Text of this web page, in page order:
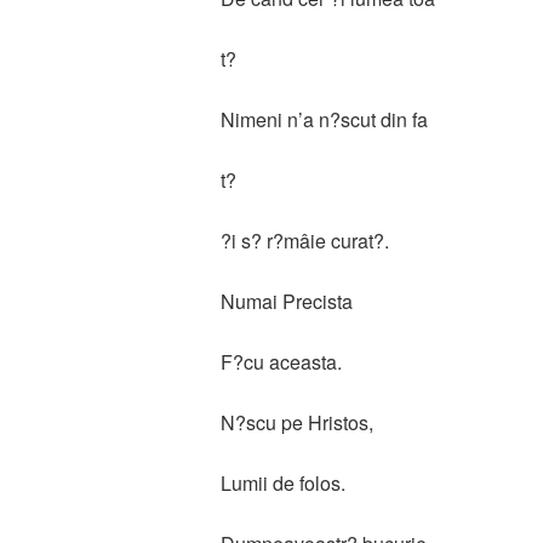
t?
Nimeni n’a n?scut din fa
t?
?i s? r?mâie curat?.
Numai Precista
F?cu aceasta.
N?scu pe Hristos,
Lumii de folos.